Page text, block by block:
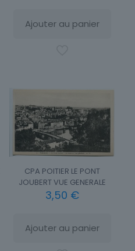
Ajouter au panier
CPA POITIER LE PONT
JOUBERT VUE GENERALE
3,50 €
Ajouter au panier